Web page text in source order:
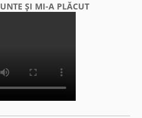
ŞI MI-A PLĂCUT